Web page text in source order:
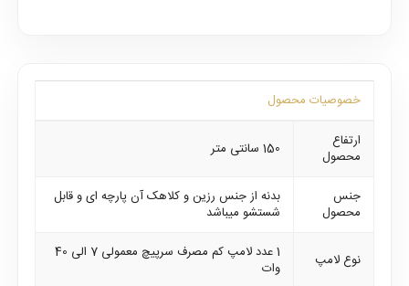
خصوصیات محصول
ارتفاع
محصول
150 سانتی متر
جنس
محصول
بدنه از جنس رزین و کلاهک آن پارچه ای و قابل
شستشو میباشد
نوع لامپ
1 عدد لامپ کم مصرف سرپیچ معمولی 7 الی 40
وات